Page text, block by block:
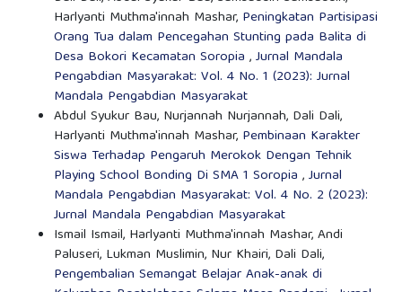
Harlyanti Muthma'innah Mashar, Peningkatan Partisipasi
Orang Tua dalam Pencegahan Stunting pada Balita di
Desa Bokori Kecamatan Soropia ,Jurnal Mandala
Pengabdian Masyarakat: Vol. 4 No. 1 (2023): Jurnal
Mandala Pengabdian Masyarakat
Abdul Syukur Bau, Nurjannah Nurjannah, Dali Dali,
Harlyanti Muthma'innah Mashar, Pembinaan Karakter
Siswa Terhadap Pengaruh Merokok Dengan Tehnik
Playing School Bonding Di SMA 1 Soropia ,Jurnal
Mandala Pengabdian Masyarakat: Vol. 4 No. 2 (2023):
Jurnal Mandala Pengabdian Masyarakat
Ismail Ismail, Harlyanti Muthma'innah Mashar, Andi
Paluseri, Lukman Muslimin, Nur Khairi, Dali Dali,
Pengembalian Semangat Belajar Anak-anak di